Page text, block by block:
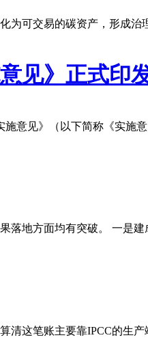
可交易的碳资产，形成
见》正式印
意见》（以下简称《实施
地方面均有突破。 一是
这笔账主要靠IPCC的生